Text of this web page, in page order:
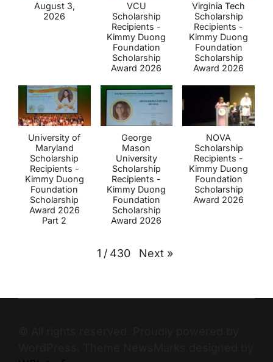
August 3,
2026
VCU
Scholarship
Recipients -
Kimmy Duong
Foundation
Scholarship
Award 2026
Virginia Tech
Scholarship
Recipients -
Kimmy Duong
Foundation
Scholarship
Award 2026
University of
Maryland
Scholarship
Recipients -
Kimmy Duong
Foundation
Scholarship
Award 2026
Part 2
George
Mason
University
Scholarship
Recipients -
Kimmy Duong
Foundation
Scholarship
Award 2026
NOVA
Scholarship
Recipients -
Kimmy Duong
Foundation
Scholarship
Award 2026
1 / 430 Next »